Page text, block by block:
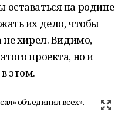
на родине
их дело, чтобы
не хирел. Видимо,
проекта, но и
этом.
объединил всех».